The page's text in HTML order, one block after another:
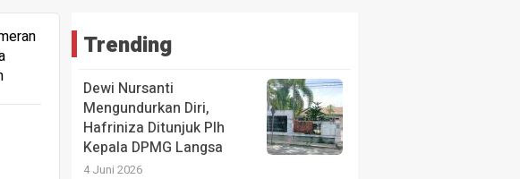
Trending
Dewi Nursanti
Mengundurkan Diri,
Hafriniza Ditunjuk Plh
Kepala DPMG Langsa
4 Juni 2026